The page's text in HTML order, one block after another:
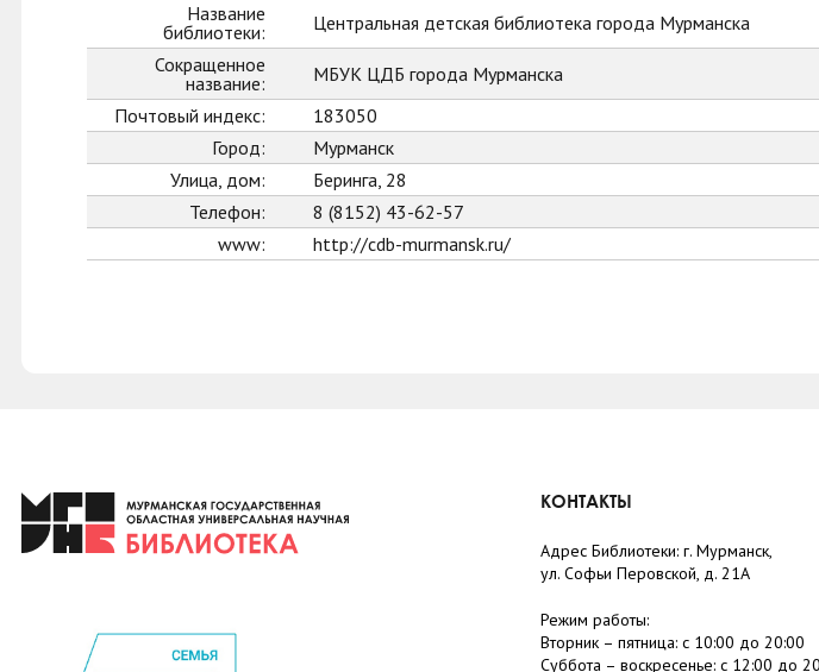
Название
библиотеки:
Центральная детская библиотека города Мурманска
Сокращенное
название:
МБУК ЦДБ города Мурманска
Почтовый индекс:
183050
Город:
Мурманск
Улица, дом:
Беринга, 28
Телефон:
8 (8152) 43-62-57
www:
http://cdb-murmansk.ru/
КОНТАКТЫ
Адрес Библиотеки: г. Мурманск,
ул. Софьи Перовской, д. 21А
Режим работы:
Вторник – пятница: с 10:00 до 20:00
Суббота – воскресенье: c 12:00 до